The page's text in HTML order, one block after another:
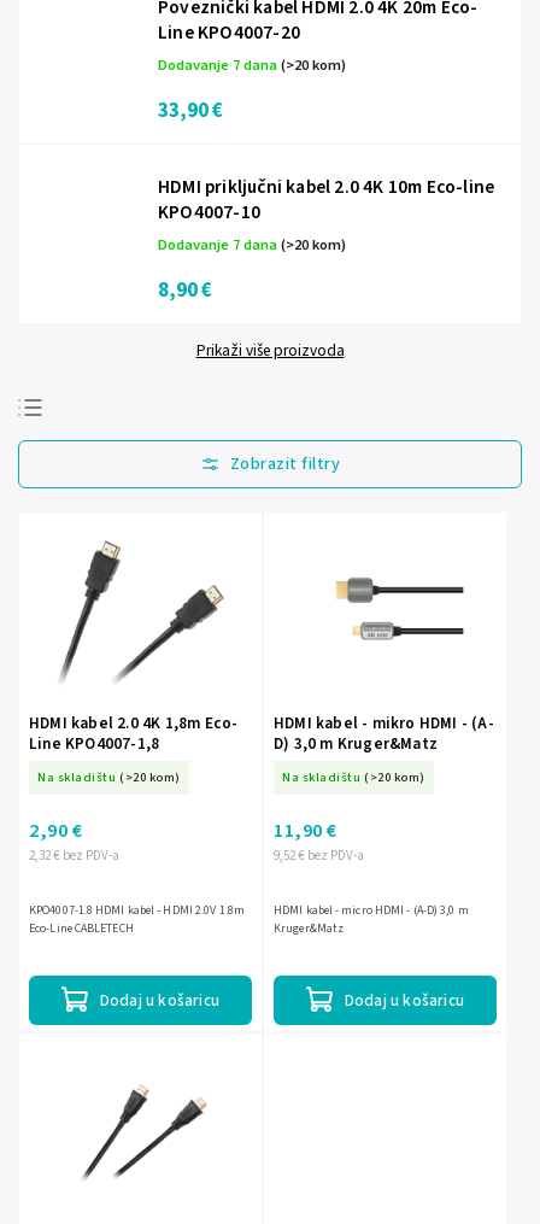
Poveznički kabel HDMI 2.0 4K 20m Eco-
Line KPO4007-20
Dodavanje 7 dana(>20 kom)
33,90 €
HDMI priključni kabel 2.0 4K 10m Eco-line
KPO4007-10
Dodavanje 7 dana(>20 kom)
8,90 €
Prikaži više proizvoda
Najprodavanije
Najjeftinije
Abecedno
HDMI kabel 2.0 4K 1,8m Eco-
Line KPO4007-1,8
Na skladištu (>20 kom)
2,32 € bez PDV-a
2,90 €
Dodaj u košaricu
KPO4007-1.8 HDMI kabel - HDMI 2.0V 1.8m
Eco-Line CABLETECH
HDMI kabel - mikro HDMI - (A-
D) 3,0 m Kruger&Matz
Na skladištu (>20 kom)
9,52 € bez PDV-a
11,90 €
Dodaj u košaricu
HDMI kabel - micro HDMI - (A-D) 3,0 m
Kruger&Matz